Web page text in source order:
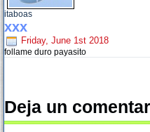
itaboas
xxx
Friday, June 1st 2018
follame duro payasito
Deja un